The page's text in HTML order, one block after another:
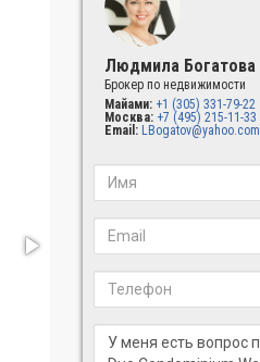
Людмила Богатова
Брокер по недвижимости
Майами: +1 (305) 331-79-22
Москва: +7 (495) 215-11-33
Email: LBogatov@yahoo.com